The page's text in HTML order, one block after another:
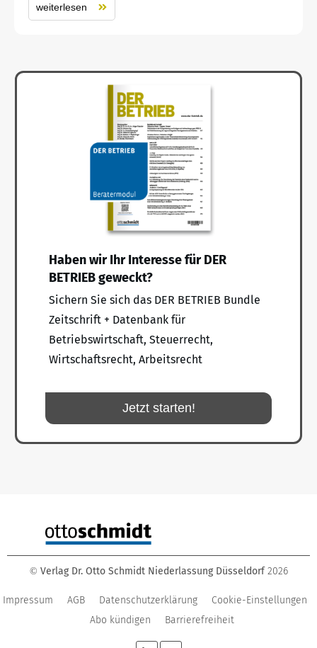
weiterlesen
Haben wir Ihr Interesse für DER
BETRIEB geweckt?
Sichern Sie sich das DER BETRIEB Bundle
Zeitschrift + Datenbank für
Betriebswirtschaft, Steuerrecht,
Wirtschaftsrecht, Arbeitsrecht
Jetzt starten!
© Verlag Dr. Otto Schmidt Niederlassung Düsseldorf 2026
Impressum AGB Datenschutzerklärung
Cookie-Einstellungen
Abo kündigen
Barrierefreiheit